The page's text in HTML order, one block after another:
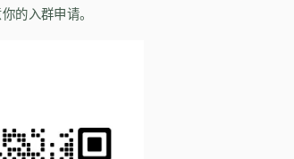
的入群申请。